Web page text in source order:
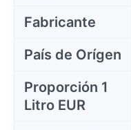
Fabricante
País de Orígen
Proporción 1
Litro EUR